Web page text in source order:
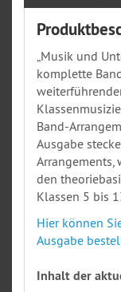
„Musik und
komplette
Band-
Ausgabe
Arrangements,
den
Klassen 5 bis
Hier können
Ausgabe
Inhalt der